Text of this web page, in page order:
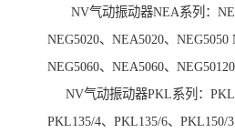
NV气动振动器NEA系列：
NEG5020、NEA5020、NEG5050
NEG5060、NEA5060、
NV气动振动器PKL系列：
PKL135/4、PKL135/6、PKL150/3